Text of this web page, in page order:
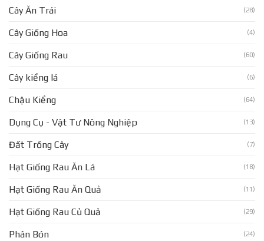
Cây Ăn Trái (28)
Cây Giống Hoa (4)
Cây Giống Rau (60)
Cây kiểng lá (6)
Chậu Kiểng (64)
Dụng Cụ - Vật Tư Nông Nghiệp (13)
Đất Trồng Cây (7)
Hạt Giống Rau Ăn Lá (18)
Hạt Giống Rau Ăn Quả (11)
Hạt Giống Rau Củ Quả (29)
Phân Bón (24)